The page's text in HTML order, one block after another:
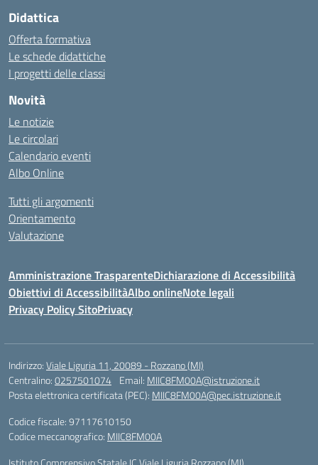
Didattica
Offerta formativa
Le schede didattiche
I progetti delle classi
Novità
Le notizie
Le circolari
Calendario eventi
Albo Online
Tutti gli argomenti
Orientamento
Valutazione
Amministrazione TrasparenteDichiarazione di Accessibilità
Obiettivi di AccessibilitàAlbo onlineNote legali
Privacy Policy SitoPrivacy
Indirizzo:Viale Liguria 11, 20089 - Rozzano (MI)
Centralino:0257501074 Email: MIIC8FM00A@istruzione.it
Posta elettronica certificata (PEC): MIIC8FM00A@pec.istruzione.it
Codice fiscale: 97117610150
Codice meccanografico: MIIC8FM00A